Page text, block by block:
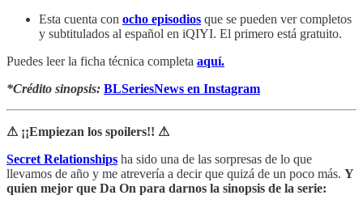
Esta cuenta con ocho episodios que se pueden ver completos
y subtitulados al español en iQIYI. El primero está gratuito.
Puedes leer la ficha técnica completa aquí.
*Crédito sinopsis: BLSeriesNews en Instagram
⚠ ¡¡Empiezan los spoilers!! ⚠
Secret Relationships ha sido una de las sorpresas de lo que
llevamos de año y me atrevería a decir que quizá de un poco más. Y
quien mejor que Da On para darnos la sinopsis de la serie: